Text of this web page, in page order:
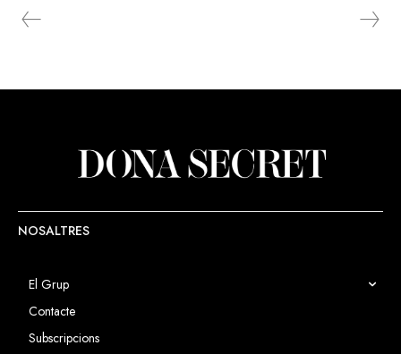
en moda i de còctels de ginebra.
NOSALTRES
El Grup
Contacte
Subscripcions